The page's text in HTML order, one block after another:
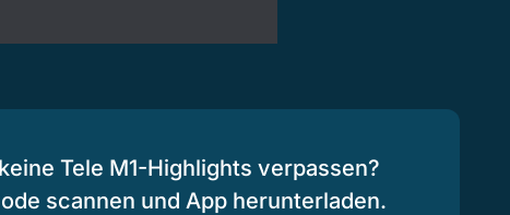
Tele M1-Highlights verpassen?
scannen und App herunterladen.